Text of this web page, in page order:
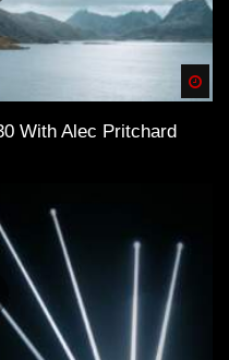
With Alec Pritchard